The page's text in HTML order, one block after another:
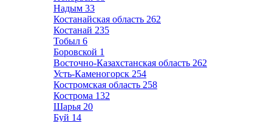
Надым 33
Костанайская область 262
Костанай 235
Тобыл 6
Боровской 1
Восточно-Казахстанская область 262
Усть-Каменогорск 254
Костромская область 258
Кострома 132
Шарья 20
Буй 14